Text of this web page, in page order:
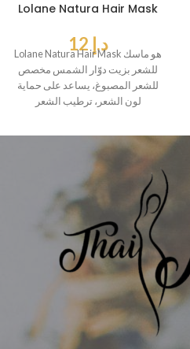
Lolane Natura Hair Mask
د.إ
Lolane Natura Hair Mask هو ماسك
للشعر بزيت دوّار الشمس مخصص
للشعر المصبوغ، يساعد على حماية
لون الشعر، ترطيب الشعر